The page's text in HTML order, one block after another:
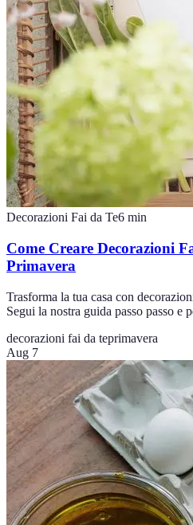
Decorazioni Fai da Te6 min
Come Creare Decorazioni
Primavera
Trasforma la tua casa con
Segui la nostra guida passo passo e
decorazioni fai da teprimavera
Aug 7